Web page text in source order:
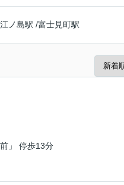
ノ島駅 /富士見町駅
」 停歩13分